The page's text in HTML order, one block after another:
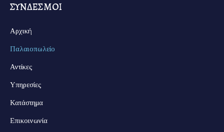
ΣΥΝΔΕΣΜΟΙ
Αρχική
Παλαιοπωλείο
Αντίκες
Υπηρεσίες
Κατάστημα
Επικοινωνία